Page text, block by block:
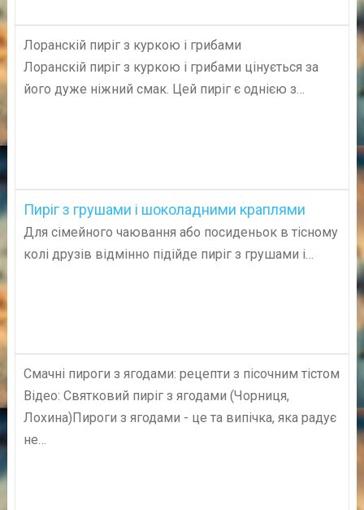
Лоранскій пиріг з куркою і грибами
Лоранскій пиріг з куркою і грибами цінується за
його дуже ніжний смак. Цей пиріг є однією з…
Пиріг з грушами і шоколадними краплями
Для сімейного чаювання або посиденьок в тісному
колі друзів відмінно підійде пиріг з грушами і…
Смачні пироги з ягодами: рецепти з пісочним тістом
Відео: Святковий пиріг з ягодами (Чорниця,
Лохина)Пироги з ягодами - це та випічка, яка радує
не…